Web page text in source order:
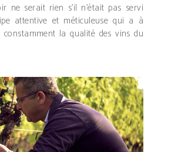
ne serait rien s’il n’était pas servi
attentive et méticuleuse qui a à
constamment la qualité des vins du